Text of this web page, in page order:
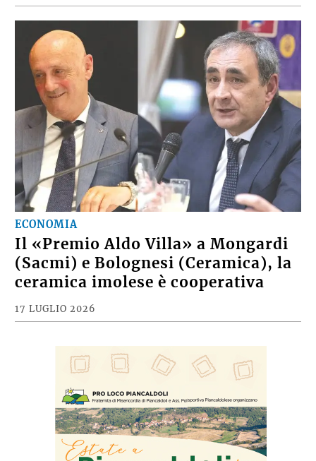
ECONOMIA
Il «Premio Aldo Villa» a Mongardi
(Sacmi) e Bolognesi (Ceramica), la
ceramica imolese è cooperativa
17 LUGLIO 2026